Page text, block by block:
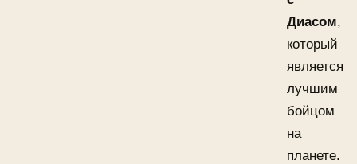
Диасом,
который
является
лучшим
бойцом
на
планете.